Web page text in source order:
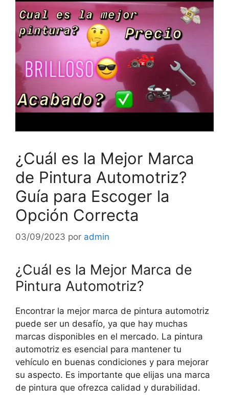
¿Cuál es la Mejor Marca
de Pintura Automotriz?
Guía para Escoger la
Opción Correcta
03/09/2023 por admin
¿Cuál es la Mejor Marca de
Pintura Automotriz?
Encontrar la mejor marca de pintura automotriz
puede ser un desafío, ya que hay muchas
marcas disponibles en el mercado. La pintura
automotriz es esencial para mantener tu
vehículo en buenas condiciones y para mejorar
su aspecto. Es importante que elijas una marca
de pintura que ofrezca calidad y durabilidad.